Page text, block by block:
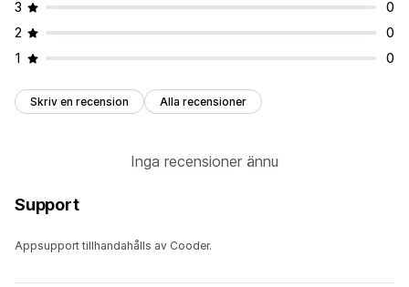
3
0
2
0
1
0
Skriv en recension Alla recensioner
Inga recensioner ännu
Support
Appsupport tillhandahålls av Cooder.